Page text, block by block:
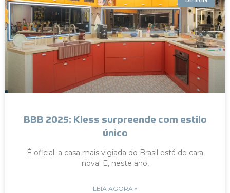
BBB 2025: Kless surpreende com estilo
único
É oficial: a casa mais vigiada do Brasil está de cara
nova! E, neste ano,
LEIA AGORA »